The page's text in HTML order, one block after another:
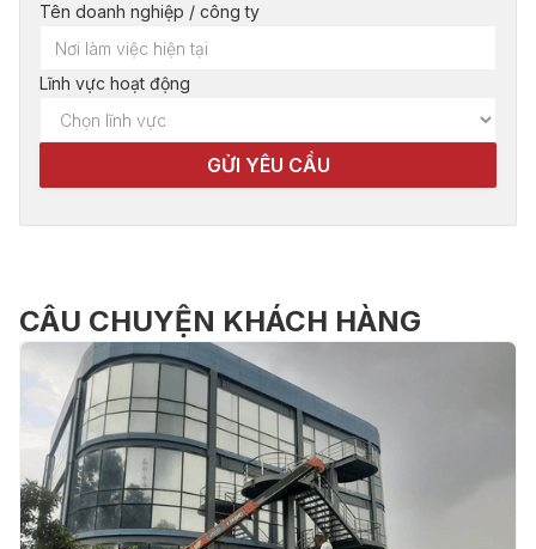
Tên doanh nghiệp / công ty
Lĩnh vực hoạt động
CÂU CHUYỆN KHÁCH HÀNG